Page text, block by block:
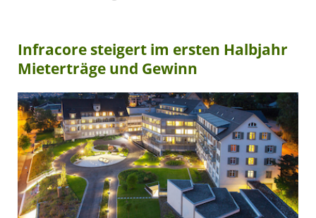
Infracore steigert im ersten Halbjahr
Mieterträge und Gewinn